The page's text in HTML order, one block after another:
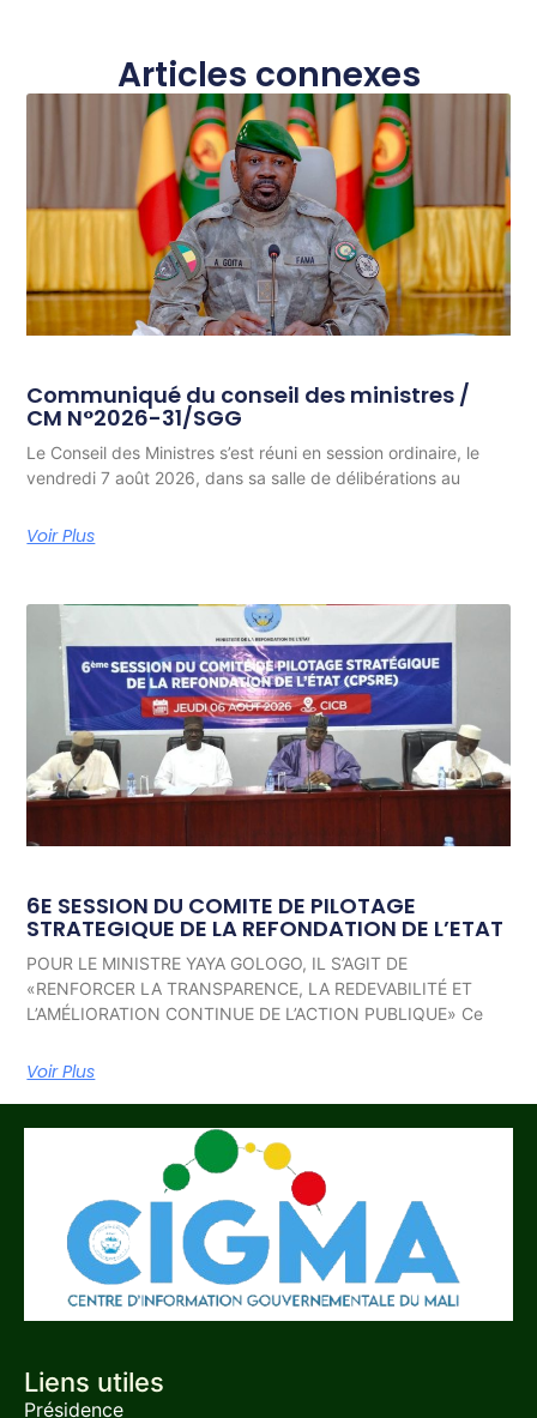
Articles connexes
Communiqué du conseil des ministres /
CM N°2026-31/SGG
Le Conseil des Ministres s’est réuni en session ordinaire, le
vendredi 7 août 2026, dans sa salle de délibérations au
Voir Plus
6E SESSION DU COMITE DE PILOTAGE
STRATEGIQUE DE LA REFONDATION DE L’ETAT
POUR LE MINISTRE YAYA GOLOGO, IL S’AGIT DE
«RENFORCER LA TRANSPARENCE, LA REDEVABILITÉ ET
L’AMÉLIORATION CONTINUE DE L’ACTION PUBLIQUE» Ce
Voir Plus
Liens utiles
Présidence